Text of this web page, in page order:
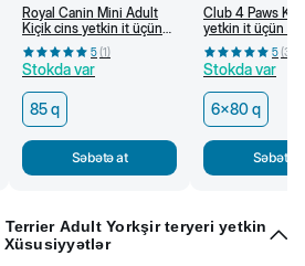
Royal Canin Mini Adult
Kiçik cins yetkin it üçün
nəm yem, 85 q
5(1)
Stokda var
85 q
Səbətə at
Club 4 Paws
yetkin it üçün
sousda quzu əti
(5+1)x80 q 5(3
Stokda var
6x80 q
Səbətə
Adult Yorkşir teryeri yetkin
Xüsusiyyətlər